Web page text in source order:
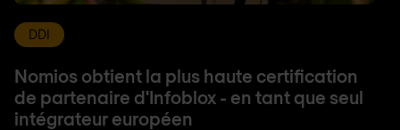
DDI
Nomios obtient la plus haute certification
de partenaire d'Infoblox - en tant que seul
intégrateur européen